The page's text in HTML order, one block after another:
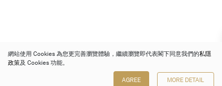
網站使用 Cookies 為您更完善瀏覽體驗，繼續瀏覽即代表閣下同意我們的私隱
政策及 Cookies 功能。
AGREE MORE DETAIL